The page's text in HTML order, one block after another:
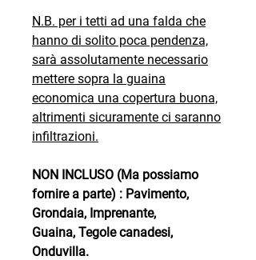
N.B. per i tetti ad una falda che
hanno di solito poca pendenza,
sarà assolutamente necessario
mettere sopra la guaina
economica una copertura buona,
altrimenti sicuramente ci saranno
infiltrazioni.
NON INCLUSO (Ma possiamo
fornire a parte) : Pavimento,
Grondaia, Imprenante,
Guaina, Tegole canadesi,
Onduvilla.